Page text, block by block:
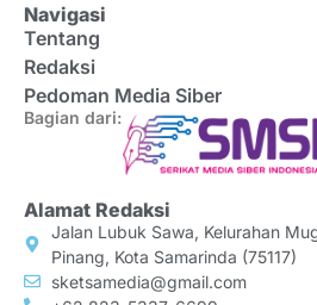
Navigasi
Tentang
Redaksi
Pedoman Media Siber
Bagian dari:
Alamat Redaksi
Jalan Lubuk Sawa, Kelurahan
Pinang, Kota Samarinda (75117)
sketsamedia@gmail.com